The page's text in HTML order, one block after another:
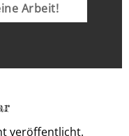
Arbeit!
veröffentlicht.